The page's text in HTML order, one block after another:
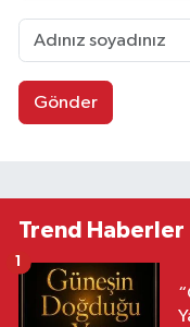
Gönder
Trend Haberler
1